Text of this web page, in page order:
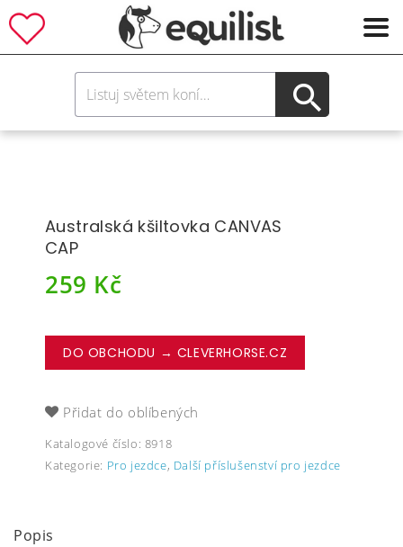
Australská kšiltovka CANVAS
CAP
259 Kč
DO OBCHODU → CLEVERHORSE.CZ
Přidat do oblíbených
Katalogové číslo: 8918
Kategorie: Pro jezdce, Další příslušenství pro jezdce
Popis